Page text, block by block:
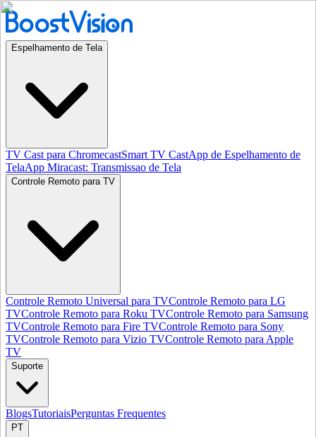
Espelhamento de Tela
TV Cast para ChromecastSmart TV CastApp de Espelhamento de
TelaApp Miracast: Transmissao de Tela
Controle Remoto para TV
Controle Remoto Universal para TVControle Remoto para LG
TVControle Remoto para Roku TVControle Remoto para Samsung
TVControle Remoto para Fire TVControle Remoto para Sony
TVControle Remoto para Vizio TVControle Remoto para Apple
TV
Suporte
BlogsTutoriaisPerguntas Frequentes
PT